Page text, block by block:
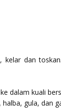
kelar dan
dalam kuali
gula, dan